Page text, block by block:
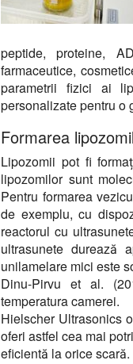
peptide, proteine,
farmaceutice,
parametrii fizici ai
personalizate pentru o
Formarea
Lipozomii pot fi
lipozomilor sunt
Pentru formarea
de exemplu, cu
reactorul cu
ultrasunete
unilamelare mici este
Dinu-Pirvu et al.
temperatura camerei.
Hielscher Ultrasonics
oferi astfel cea mai
eficientă la orice scară.